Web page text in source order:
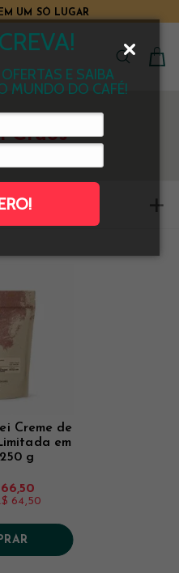
E SAIBA
MUNDO DO CAFÉ!
UM SÓ LUGAR
Grãos
Ordenar
Creme de
em
g
66,50
64,50